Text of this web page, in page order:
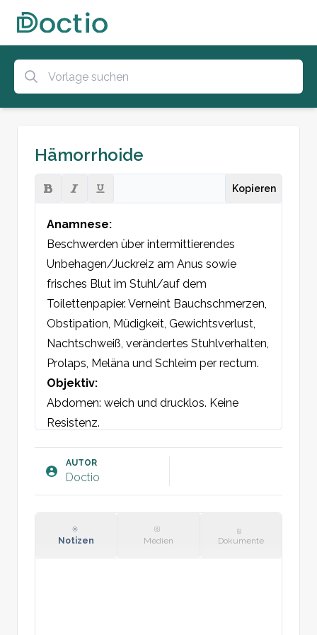
Hämorrhoide
Kopieren
Anamnese:
Beschwerden über intermittierendes
Unbehagen/Juckreiz am Anus sowie
frisches Blut im Stuhl/auf dem
Toilettenpapier. Verneint Bauchschmerzen,
Obstipation, Müdigkeit, Gewichtsverlust,
Nachtschweiß, verändertes Stuhlverhalten,
Prolaps, Meläna und Schleim per rectum.
Objektiv:
Abdomen: weich und drucklos. Keine
Resistenz.
[einfügen] zeigt sich eine [xx] cm große
Hämorrhoide. [Beschreiben Sie Konsistenz,
leer. Keine tastbare interne Hämorrhoide.
AUTOR
Doctio
Notizen Medien Dokumente